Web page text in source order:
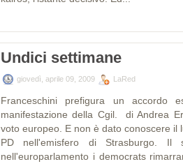
Undici settimane
giovedì, aprile 09, 2009 LaRed
Franceschini prefigura un
manifestazione della Cgil. di Andrea
voto europeo. E non è dato conoscere il
PD nell'emisfero di Strasburgo. Il
nell'europarlamento i democrats